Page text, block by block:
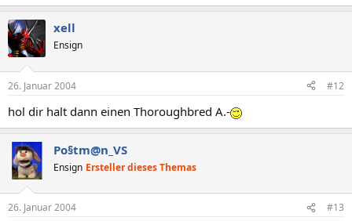
xell
Ensign
26. Januar 2004 #12
hol dir halt dann einen Thoroughbred A.-
Po§tm@n_VS
Ensign Ersteller dieses Themas
26. Januar 2004 #13